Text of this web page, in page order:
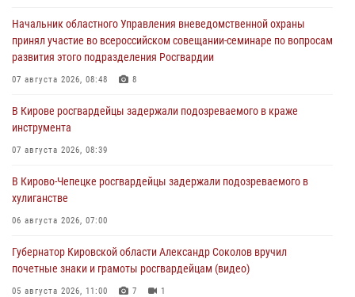
Начальник областного Управления вневедомственной охраны
принял участие во всероссийском совещании-семинаре по вопросам
развития этого подразделения Росгвардии
07 августа 2026, 08:48 8
В Кирове росгвардейцы задержали подозреваемого в краже
инструмента
07 августа 2026, 08:39
В Кирово-Чепецке росгвардейцы задержали подозреваемого в
хулиганстве
06 августа 2026, 07:00
Губернатор Кировской области Александр Соколов вручил
почетные знаки и грамоты росгвардейцам (видео)
05 августа 2026, 11:00 7 1